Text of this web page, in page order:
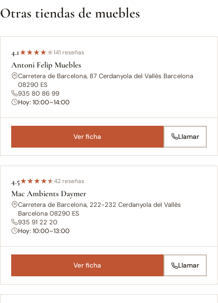
Otras tiendas de muebles
4.1★★★★★141 reseñas
Antoni Felip Muebles
Carretera de Barcelona, 87 Cerdanyola del Vallès Barcelona
08290 ES
935 80 86 99
Hoy: 10:00–14:00
Ver ficha Llamar
4.5★★★★★42 reseñas
Mac Ambients Daymer
Carretera de Barcelona, 222-232 Cerdanyola del Vallès
Barcelona 08290 ES
935 91 22 20
Hoy: 10:00–13:00
Ver ficha Llamar